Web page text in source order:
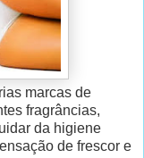
marcas de
fragrâncias,
da higiene
de frescor e